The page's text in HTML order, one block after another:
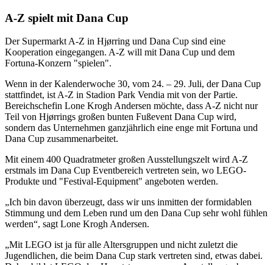
A-Z spielt mit Dana Cup
Der Supermarkt A-Z in Hjørring und Dana Cup sind eine
Kooperation eingegangen. A-Z will mit Dana Cup und dem
Fortuna-Konzern "spielen".
Wenn in der Kalenderwoche 30, vom 24. – 29. Juli, der Dana Cup
stattfindet, ist A-Z in Stadion Park Vendia mit von der Partie.
Bereichschefin Lone Krogh Andersen möchte, dass A-Z nicht nur
Teil von Hjørrings großen bunten Fußevent Dana Cup wird,
sondern das Unternehmen ganzjährlich eine enge mit Fortuna und
Dana Cup zusammenarbeitet.
Mit einem 400 Quadratmeter großen Ausstellungszelt wird A-Z
erstmals im Dana Cup Eventbereich vertreten sein, wo LEGO-
Produkte und "Festival-Equipment" angeboten werden.
„Ich bin davon überzeugt, dass wir uns inmitten der formidablen
Stimmung und dem Leben rund um den Dana Cup sehr wohl fühlen
werden“, sagt Lone Krogh Andersen.
„Mit LEGO ist ja für alle Altersgruppen und nicht zuletzt die
Jugendlichen, die beim Dana Cup stark vertreten sind, etwas dabei.